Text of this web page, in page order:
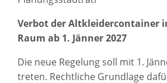
Verbot der Altkleidercontainer
Raum ab 1. Jänner 2027
Die neue Regelung soll mit 1.
treten. Rechtliche Grundlage